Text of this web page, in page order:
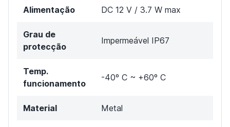
Alimentação DC 12 V / 3.7 W max
Grau de
protecção
Impermeável IP67
Temp.
funcionamento
-40º C ~ +60º C
Material Metal